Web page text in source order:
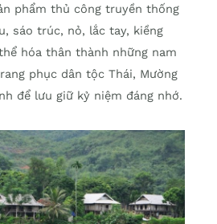
phẩm thủ công truyền thống
sáo trúc, nỏ, lắc tay, kiềng
hóa thân thành những nam
phục dân tộc Thái, Mường
để lưu giữ kỷ niệm đáng nhớ.